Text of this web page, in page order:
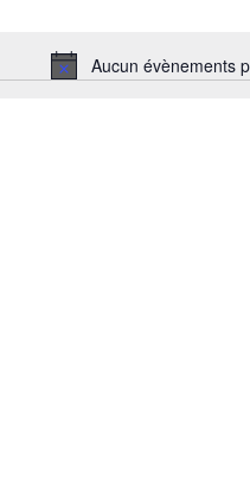
Aucun évènements